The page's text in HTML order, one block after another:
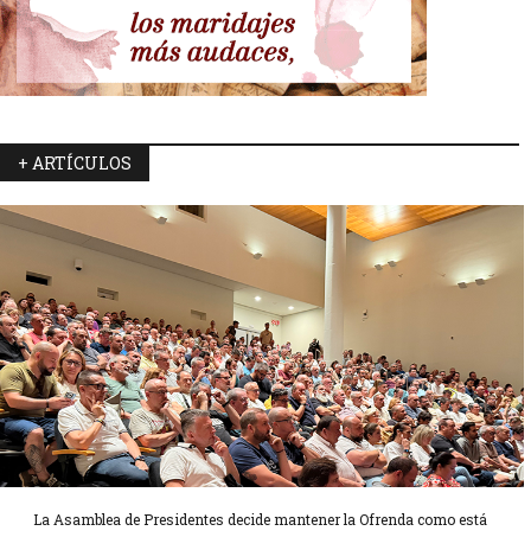
+ ARTÍCULOS
La Asamblea de Presidentes decide mantener la Ofrenda como está